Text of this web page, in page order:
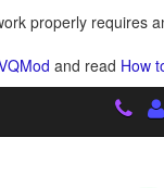
properly requires
and read How